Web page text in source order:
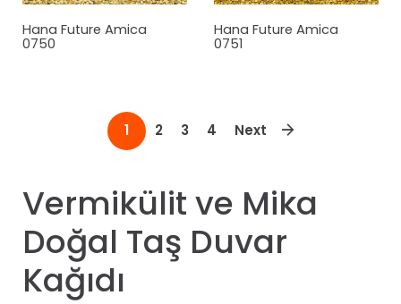
Hana Future Amica
0750
Hana Future Amica
0751
1 2 3 4 Next
Vermikülit ve Mika
Doğal Taş Duvar
Kağıdı